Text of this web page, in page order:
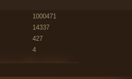
4
1000471
14337
427